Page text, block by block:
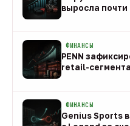
выросла почти
ФИНАНСЫ
PENN
retail-
ФИНАНСЫ
Genius Sports